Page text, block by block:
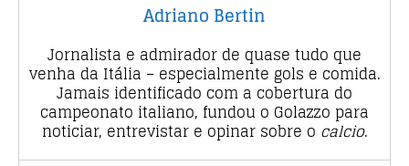
Adriano Bertin
Jornalista e admirador de quase tudo que
venha da Itália – especialmente gols e comida.
Jamais identificado com a cobertura do
campeonato italiano, fundou o Golazzo para
noticiar, entrevistar e opinar sobre o calcio.